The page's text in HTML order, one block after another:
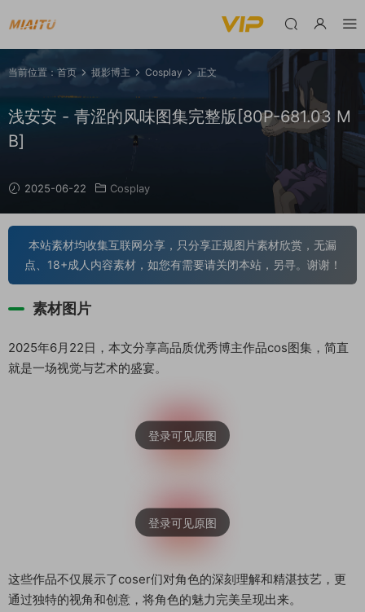
当前位置： 首页 摄影博主 Cosplay 正文
浅安安 - 青涩的风味图集完整版[80P-681.03 M
B]
2025-06-22 Cosplay
本站素材均收集互联网分享，只分享正规图片素材欣赏，无漏
点、18+成人内容素材，如您有需要请关闭本站，另寻。谢谢！
素材图片
2025年6月22日，本文分享高品质优秀博主作品cos图集，简直
就是一场视觉与艺术的盛宴。
这些作品不仅展示了coser们对角色的深刻理解和精湛技艺，更
通过独特的视角和创意，将角色的魅力完美呈现出来。